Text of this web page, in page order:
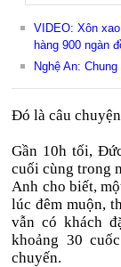
VIDEO: Xôn
hàng 900 ngàn
Nghệ An:
Đó là câu
Gần 10h tối,
cuối cùng trong
Anh cho biết,
lúc đêm muộn,
vẫn có khách
khoảng 30
chuyến.